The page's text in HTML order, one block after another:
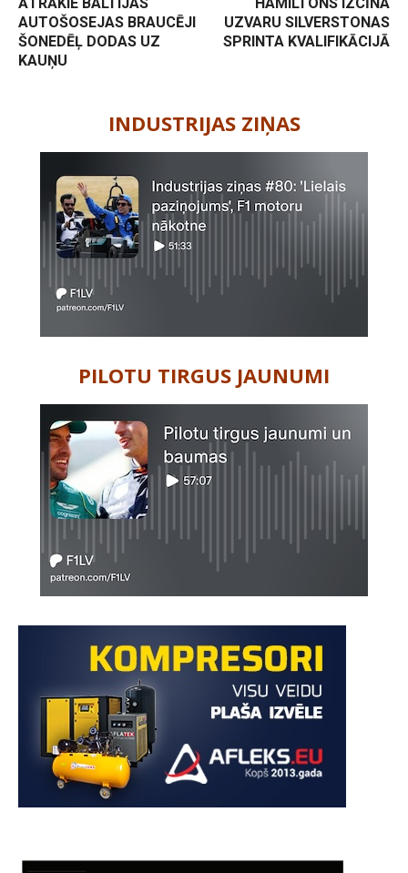
AUTOŠOSEJAS BRAUCĒJI
ŠONEDĒĻ DODAS UZ
KAUŅU
UZVARU SILVERSTONAS
SPRINTA KVALIFIKĀCIJĀ
INDUSTRIJAS ZIŅAS
PILOTU TIRGUS JAUNUMI